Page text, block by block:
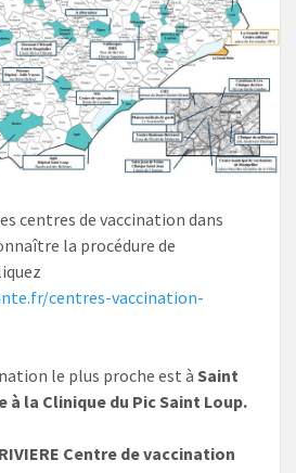
centres de vaccination dans
la procédure de
centres-vaccination-
le plus proche est à Saint
à la Clinique du Pic Saint Loup.
RIVIERE Centre de vaccination